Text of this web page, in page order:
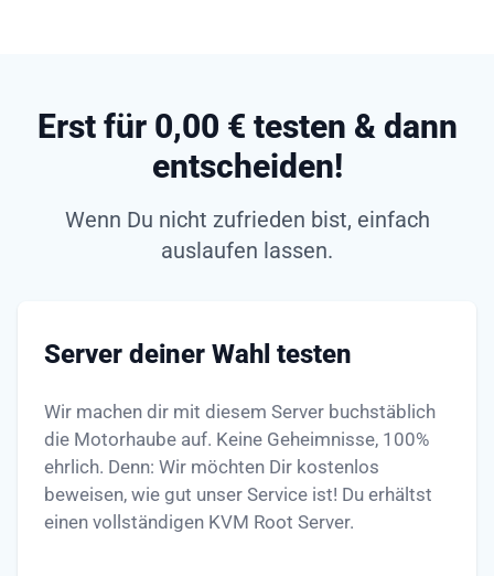
Erst für 0,00 € testen & dann
entscheiden!
Wenn Du nicht zufrieden bist, einfach
auslaufen lassen.
Server deiner Wahl testen
Wir machen dir mit diesem Server buchstäblich
die Motorhaube auf. Keine Geheimnisse, 100%
ehrlich. Denn: Wir möchten Dir kostenlos
beweisen, wie gut unser Service ist! Du erhältst
einen vollständigen KVM Root Server.